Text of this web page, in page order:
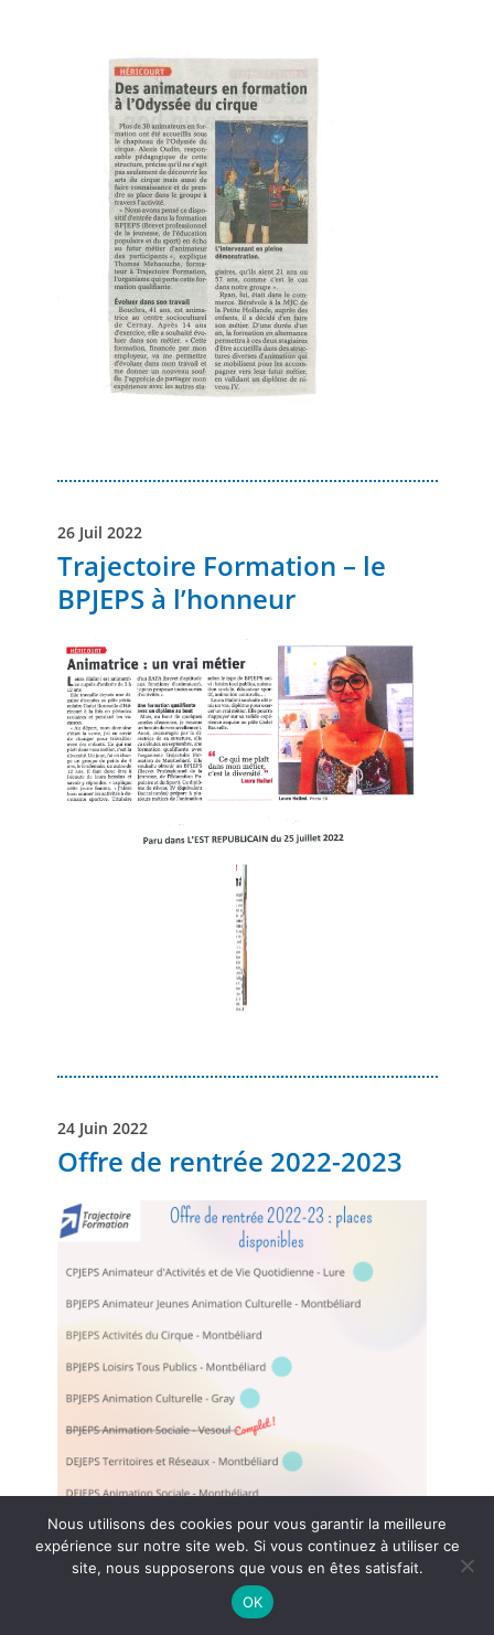
26 Juil 2022
Trajectoire Formation – le
BPJEPS à l’honneur
24 Juin 2022
Offre de rentrée 2022-2023
Prochaine sélection : le 7 juillet 2022.
Nous utilisons des cookies pour vous garantir la meilleure
expérience sur notre site web. Si vous continuez à utiliser ce
site, nous supposerons que vous en êtes satisfait.
OK